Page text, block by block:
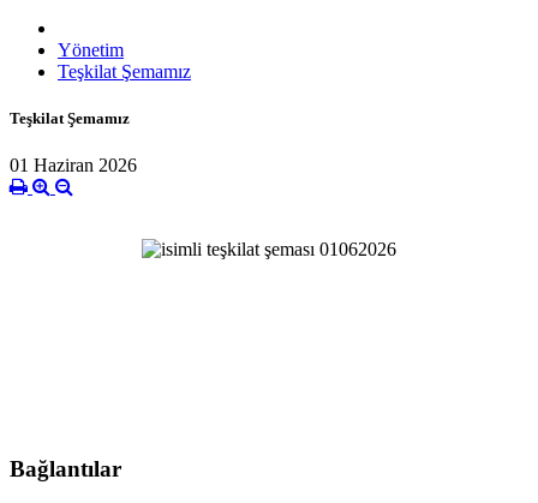
Yönetim
Teşkilat Şemamız
Teşkilat Şemamız
01 Haziran 2026
Bağlantılar